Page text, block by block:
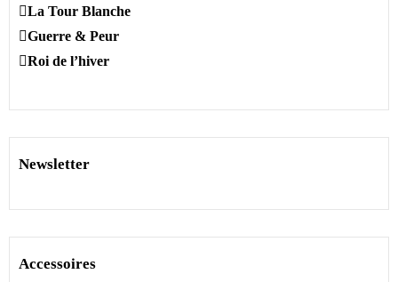
La Tour Blanche
Guerre & Peur
Roi de l’hiver
Newsletter
Accessoires